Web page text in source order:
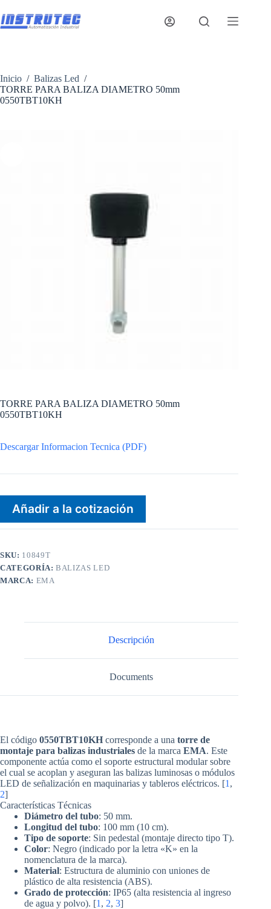
al
contenido
Inicio / Balizas Led /
TORRE PARA BALIZA DIAMETRO 50mm
0550TBT10KH
TORRE PARA BALIZA DIAMETRO 50mm
0550TBT10KH
Descargar Informacion Tecnica (PDF)
Añadir a la cotización
SKU: 10849T
CATEGORÍA:BALIZAS LED
MARCA: EMA
Descripción
Documents
El código 0550TBT10KH corresponde a una torre de
montaje para balizas industriales de la marca EMA. Este
componente actúa como el soporte estructural modular sobre
el cual se acoplan y aseguran las balizas luminosas o módulos
LED de señalización en maquinarias y tableros eléctricos. [1 ,
2]
Características Técnicas
Diámetro del tubo: 50 mm.
Longitud del tubo: 100 mm (10 cm).
Tipo de soporte: Sin pedestal (montaje directo tipo T).
Color: Negro (indicado por la letra «K» en la
nomenclatura de la marca).
Material: Estructura de aluminio con uniones de
plástico de alta resistencia (ABS).
Grado de protección: IP65 (alta resistencia al ingreso
de agua y polvo). [1 , 2, 3]